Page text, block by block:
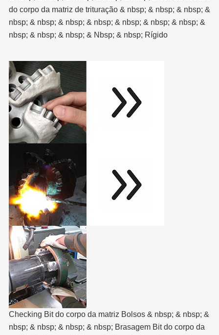
do corpo da matriz de trituração & nbsp; & nbsp; & nbsp; &
nbsp; & nbsp; & nbsp; & nbsp; & nbsp; & nbsp; & nbsp; &
nbsp; & nbsp; & nbsp; & Nbsp; & nbsp; Rígido
Checking Bit do corpo da matriz Bolsos & nbsp; & nbsp; &
nbsp; & nbsp; & nbsp; & nbsp; Brasagem Bit do corpo da